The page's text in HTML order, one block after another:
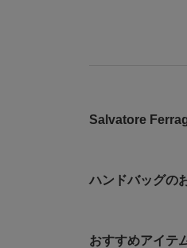
Salvatore
ハンドバッグの
おすすめアイテ